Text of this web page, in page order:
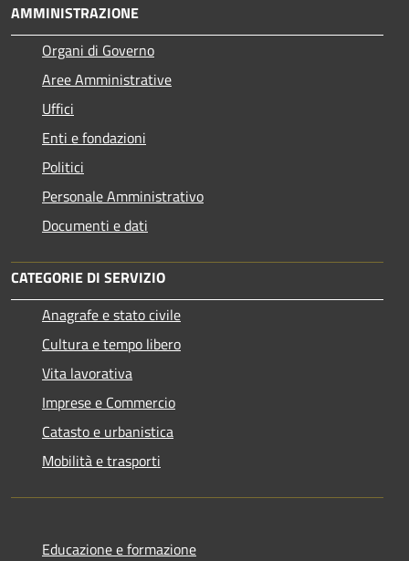
AMMINISTRAZIONE
Organi di Governo
Aree Amministrative
Uffici
Enti e fondazioni
Politici
Personale Amministrativo
Documenti e dati
CATEGORIE DI SERVIZIO
Anagrafe e stato civile
Cultura e tempo libero
Vita lavorativa
Imprese e Commercio
Catasto e urbanistica
Mobilità e trasporti
Educazione e formazione